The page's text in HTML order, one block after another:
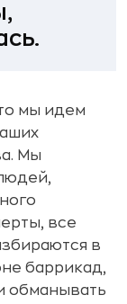
мы идем
Мы
все
в
баррикад,
обманывать